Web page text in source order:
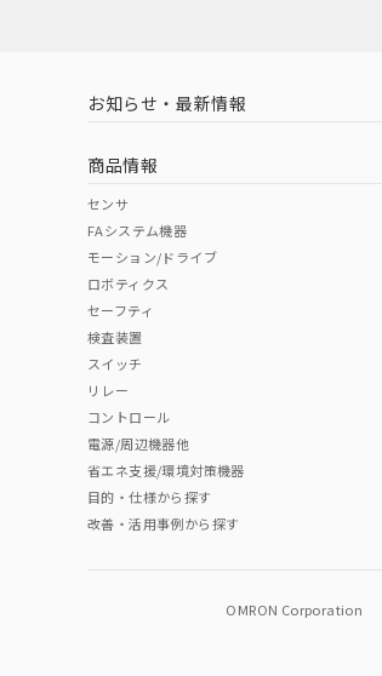
お知らせ・最新情報
商品情報
センサ
FAシステム機器
モーション/ドライブ
ロボティクス
セーフティ
検査装置
スイッチ
リレー
コントロール
電源/周辺機器他
省エネ支援/環境対策機器
目的・仕様から探す
改善・活用事例から探す
OMRON Corporation